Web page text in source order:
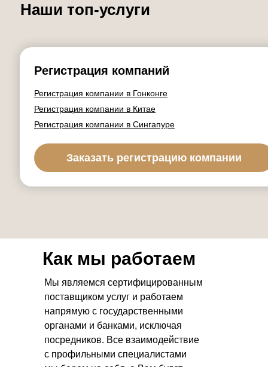
Наши топ-услуги
Регистрация компаний
Регистрация компании в Гонконге
Регистрация компании в Китае
Регистрация компании в Сингапуре
Заказать регистрацию компании
Мы являемся сертифицированным
поставщиком услуг и работаем
напрямую с государственными
органами и банками, исключая
посредников. Все взаимодействие
с профильными специалистами
Как мы работаем